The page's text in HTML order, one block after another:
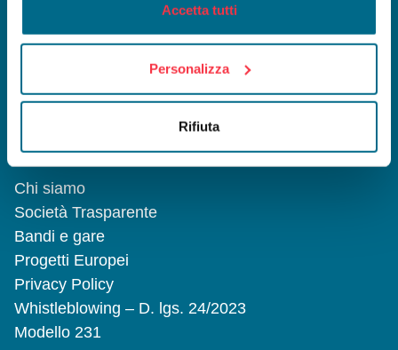
Accetta tutti
Personalizza
Rifiuta
INFOMOBILITY SPA a Socio Unico
Reg. Imp. PR/C.F. e P.I. 02199590346
Società soggetta ad attività di
e coordinamento da parte Comune di
Parma
Chi siamo
Società Trasparente
Bandi e gare
Progetti Europei
Privacy Policy
Whistleblowing – D. lgs. 24/2023
Modello 231